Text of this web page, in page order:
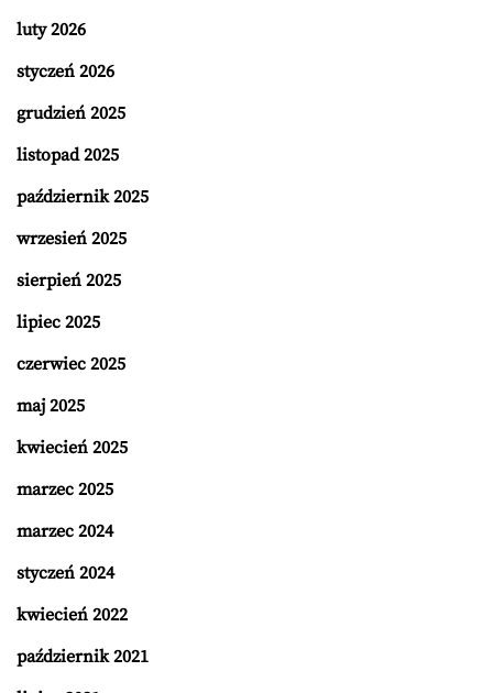
luty 2026
styczeń 2026
grudzień 2025
listopad 2025
październik 2025
wrzesień 2025
sierpień 2025
lipiec 2025
czerwiec 2025
maj 2025
kwiecień 2025
marzec 2025
marzec 2024
styczeń 2024
kwiecień 2022
październik 2021